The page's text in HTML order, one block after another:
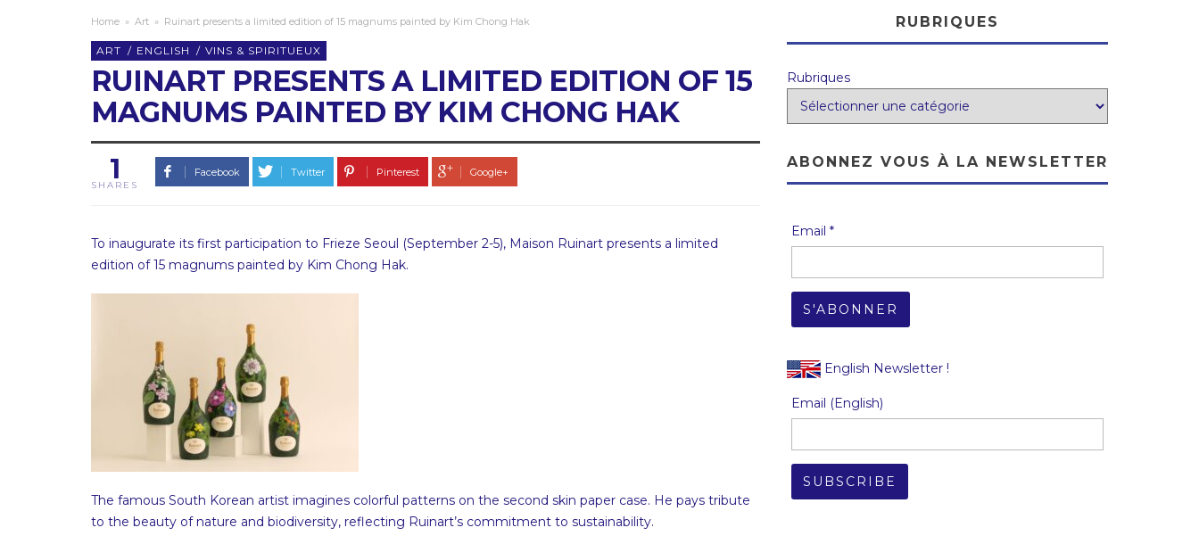
Home » Art » Ruinart presents a limited edition of 15 magnums painted by Kim Chong Hak
ART / ENGLISH / VINS & SPIRITUEUX
RUINART PRESENTS A LIMITED EDITION OF 15
MAGNUMS PAINTED BY KIM CHONG HAK
1
SHARES
Facebook Twitter Pinterest Google+
To inaugurate its first participation to Frieze Seoul (September 2-5), Maison Ruinart presents a limited
edition of 15 magnums painted by Kim Chong Hak.
The famous South Korean artist imagines colorful patterns on the second skin paper case. He pays tribute
to the beauty of nature and biodiversity, reflecting Ruinart’s commitment to sustainability.⁠⁠
RUBRIQUES
Rubriques
ABONNEZ VOUS À LA NEWSLETTER
Email *
English Newsletter !
Email (English)